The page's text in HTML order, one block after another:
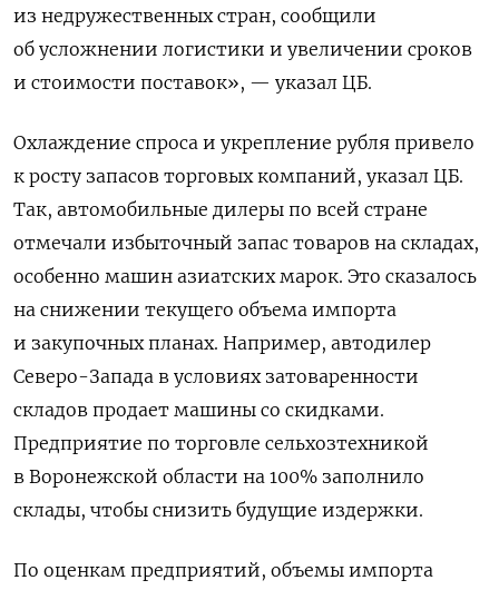
из недружественных стран, сообщили
об усложнении логистики и увеличении сроков
и стоимости поставок», — указал ЦБ.
Охлаждение спроса и укрепление рубля привело
к росту запасов торговых компаний, указал ЦБ.
Так, автомобильные дилеры по всей стране
отмечали избыточный запас товаров на складах,
особенно машин азиатских марок. Это сказалось
на снижении текущего объема импорта
и закупочных планах. Например, автодилер
Северо-Запада в условиях затоваренности
складов продает машины со скидками.
Предприятие по торговле сельхозтехникой
в Воронежской области на 100% заполнило
склады, чтобы снизить будущие издержки.
По оценкам предприятий, объемы импорта